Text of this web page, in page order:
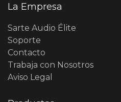
La Empresa
Sarte Audio Élite
Soporte
Contacto
Trabaja con Nosotros
Aviso Legal